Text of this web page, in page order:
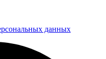
данных